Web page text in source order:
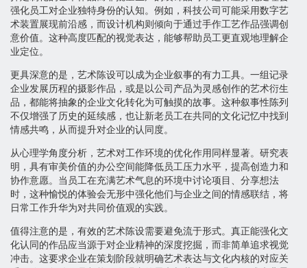
强化员工对企业独特身份的认知。例如，科技公司可能采用数字艺
术装置展现前沿感，而设计机构则倾向于通过手作工艺作品强调创
意价值。这种高度匹配的视觉表达，能够帮助员工更直观地理解企
业定位。
更具深意的是，艺术陈设可以成为企业叙事的有力工具。一组记录
企业发展历程的摄影作品，或是以公司产品为灵感创作的艺术衍生
品，都能将抽象的企业文化转化为可触摸的故事。这种叙事性陈列
不仅增强了历史的延续感，也让新老员工在共同的文化记忆中找到
情感共鸣，从而提升对企业的认同度。
从心理学角度分析，艺术对工作环境的优化作用同样显著。研究表
明，具有审美价值的办公空间能降低员工压力水平，提高创造力和
协作意愿。当员工在充满艺术气息的环境中讨论项目、分享想法
时，这种愉悦的体验会无形中强化他们与企业之间的情感联结，将
日常工作升华为对共同价值观的实践。
值得注意的是，有效的艺术陈设需要避免流于形式。真正能强化文
化认同的作品应当源于对企业精神的深度挖掘，而非简单追求视觉
冲击。这要求企业在策划阶段就明确艺术表达与文化内核的对应关